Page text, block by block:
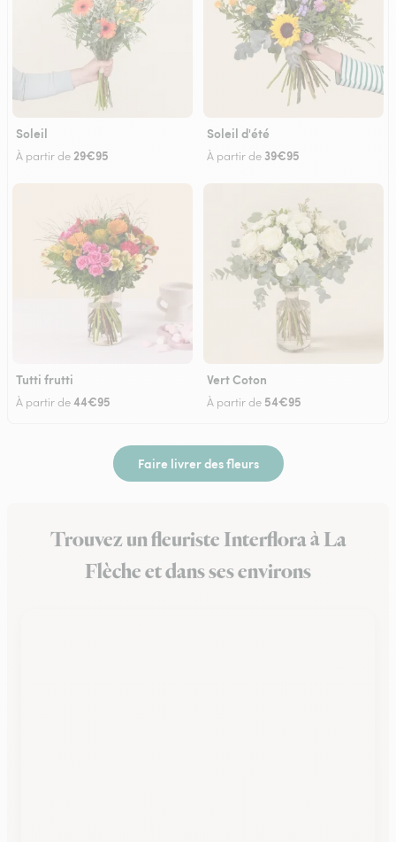
Soleil
À partir de29€95
Soleil d'été
À partir de 39€95
Tutti frutti
À partir de44€95
Vert Coton
À partir de 54€95
Faire livrer des fleurs
Trouvez un fleuriste Interflora à La
Flèche et dans ses environs